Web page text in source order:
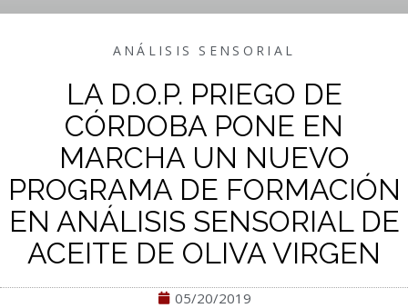
ANÁLISIS SENSORIAL
LA D.O.P. PRIEGO DE
CÓRDOBA PONE EN
MARCHA UN NUEVO
PROGRAMA DE FORMACIÓN
EN ANÁLISIS SENSORIAL DE
ACEITE DE OLIVA VIRGEN
05/20/2019